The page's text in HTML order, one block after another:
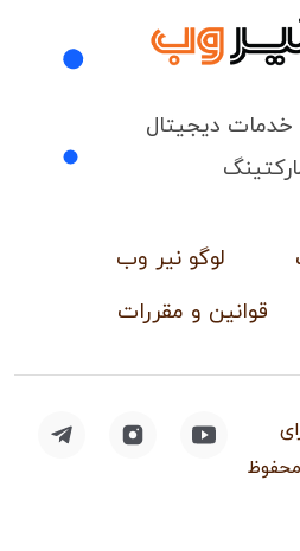
خدمات دیجیتال
لوگو نیر وب
قوانین و مقررات